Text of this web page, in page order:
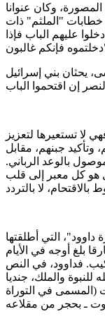
وكان عنوانا
خطابات "الملثم" ذات
عليهم الباب فإذا
يحثان بني إسرائيل
لا تستعيرها لتعزيز
وتأكيد جبنهم، مقابل
بالوعد الرباني.
هو كل معبر إلى قلب
التي أطلقتها
بلغ أوجه في الأيام
فداوود، في النص
للنبوة والملك، جنديا
(المسمى في التوراة